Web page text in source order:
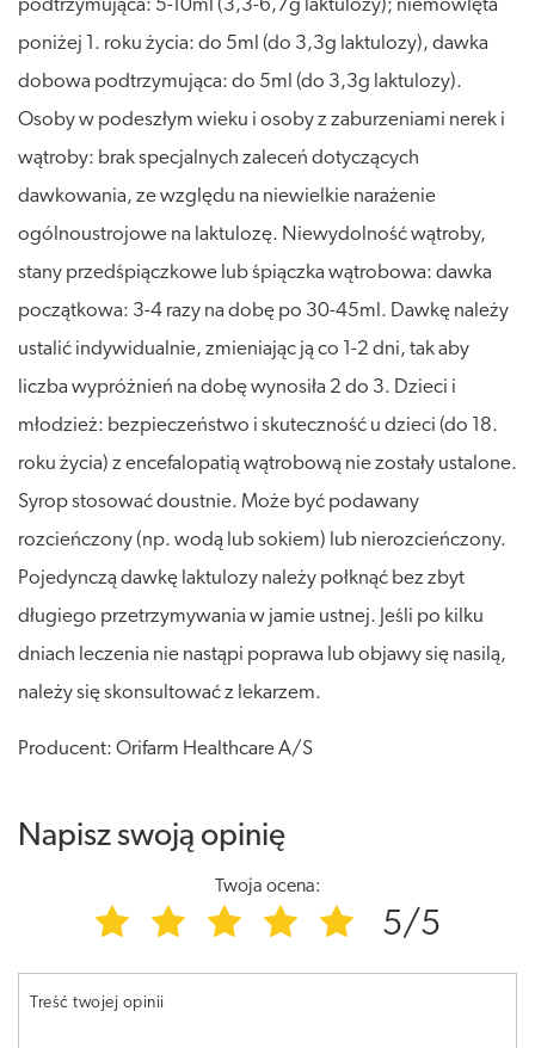
podtrzymująca: 5-10ml (3,3-6,7g laktulozy); niemowlęta
poniżej 1. roku życia: do 5ml (do 3,3g laktulozy), dawka
dobowa podtrzymująca: do 5ml (do 3,3g laktulozy).
Osoby w podeszłym wieku i osoby z zaburzeniami nerek i
wątroby: brak specjalnych zaleceń dotyczących
dawkowania, ze względu na niewielkie narażenie
ogólnoustrojowe na laktulozę. Niewydolność wątroby,
stany przedśpiączkowe lub śpiączka wątrobowa: dawka
początkowa: 3-4 razy na dobę po 30-45ml. Dawkę należy
ustalić indywidualnie, zmieniając ją co 1-2 dni, tak aby
liczba wypróżnień na dobę wynosiła 2 do 3. Dzieci i
młodzież: bezpieczeństwo i skuteczność u dzieci (do 18.
roku życia) z encefalopatią wątrobową nie zostały ustalone.
Syrop stosować doustnie. Może być podawany
rozcieńczony (np. wodą lub sokiem) lub nierozcieńczony.
Pojedynczą dawkę laktulozy należy połknąć bez zbyt
długiego przetrzymywania w jamie ustnej. Jeśli po kilku
dniach leczenia nie nastąpi poprawa lub objawy się nasilą,
należy się skonsultować z lekarzem.
Producent: Orifarm Healthcare A/S
Napisz swoją opinię
Twoja ocena:
5/5
Treść twojej opinii